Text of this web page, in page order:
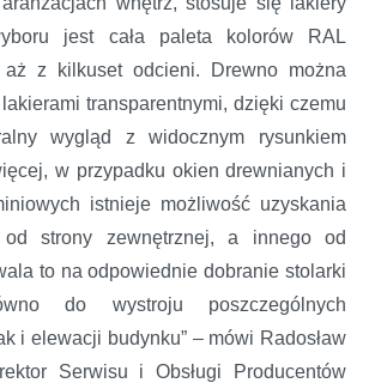
jest cała paleta kolorów RAL
aż z kilkuset odcieni. Drewno można
transparentnymi, dzięki czemu
wygląd z widocznym rysunkiem
w przypadku okien drewnianych i
istnieje możliwość uzyskania
strony zewnętrznej, a innego od
to na odpowiednie dobranie stolarki
do wystroju poszczególnych
i elewacji budynku” – mówi Radosław
Serwisu i Obsługi Producentów